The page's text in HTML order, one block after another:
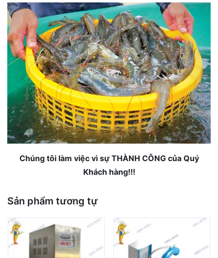
Chúng tôi làm việc vì sự THÀNH CÔNG của Quý
Khách hàng!!!
Sản phẩm tương tự